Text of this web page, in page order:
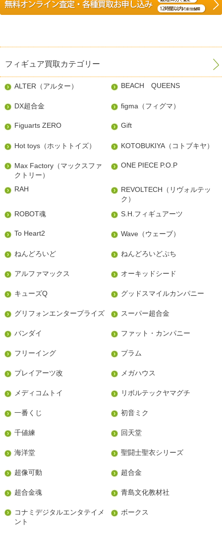
フィギュア買取カテゴリー
ALTER（アルター） BEACH QUEENS
DX超合金 figma（フィグマ）
Figuarts ZERO Gift
Hot toys（ホットトイズ） KOTOBUKIYA（コトブキヤ）
Max Factory（マックスファ
クトリー）
ONE PIECE P.O.P
RAH
REVOLTECH（リヴォルテッ
ク）
ROBOT魂
S.H.フィギュアーツ
To Heart2 Wave（ウェーブ）
ねんどろいど ねんどろいどぷち
アルファマックス オーキッドシード
キューズQ グッドスマイルカンパニー
グリフォンエンタープライズ スーパー超合金
バンダイ ファット・カンパニー
フリーイング プラム
プレイアーツ改 メガハウス
メディコムトイ リボルテックヤマグチ
一番くじ 初音ミク
千値練 回天堂
海洋堂 聖闘士聖衣シリーズ
超像可動 超合金
超合金魂 青島文化教材社
コナミデジタルエンタテイメ
ント
ボークス